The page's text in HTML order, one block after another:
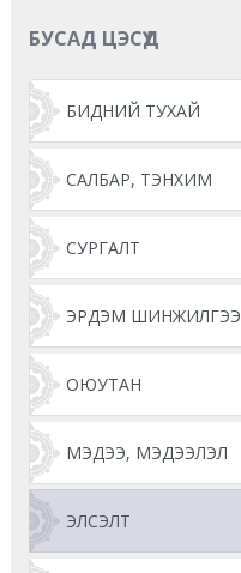
БУСАД ЦЭСҮҮД
БИДНИЙ ТУХАЙ
САЛБАР, ТЭНХИМ
СУРГАЛТ
ЭРДЭМ ШИНЖИЛГЭЭ
ОЮУТАН
МЭДЭЭ, МЭДЭЭЛЭЛ
ЭЛСЭЛТ